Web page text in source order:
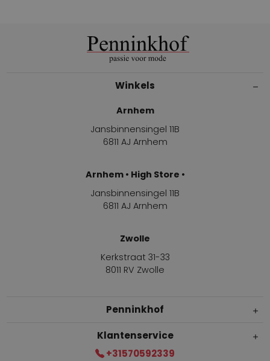
Winkels
Arnhem
Jansbinnensingel 11B
6811 AJ Arnhem
Arnhem • High Store •
Jansbinnensingel 11B
6811 AJ Arnhem
Zwolle
Kerkstraat 31-33
8011 RV Zwolle
Penninkhof
Klantenservice
+31570592339